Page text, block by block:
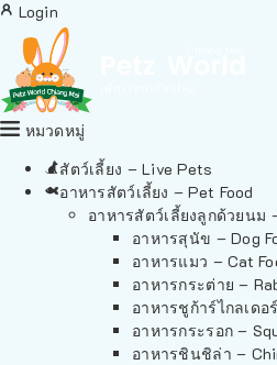
Login
หมวดหมู่
สัตว์เลี้ยง – Live Pets
อาหารสัตว์เลี้ยง – Pet Food
อาหารสัตว์เลี้ยงลูกด้วยนม
อาหารสุนัข – Dog
อาหารแมว – Cat
อาหารกระต่าย –
อาหารชูก้าร์ไกลเดอ
อาหารกระรอก –
อาหารชินชิล่า –